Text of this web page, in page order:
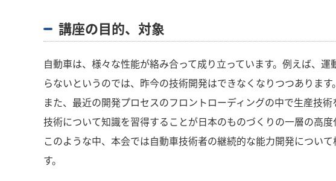
講座の目的、対象
自動車は、様々な性能が絡み合って成り立っています。例えば、
らないというのでは、昨今の技術開発はできなくなりつつあります。
また、最近の開発プロセスのフロントローディングの中で生産技
技術について知識を習得することが日本のものづくりの一層の高度
このような中、本会では自動車技術者の継続的な能力開発につい
す。